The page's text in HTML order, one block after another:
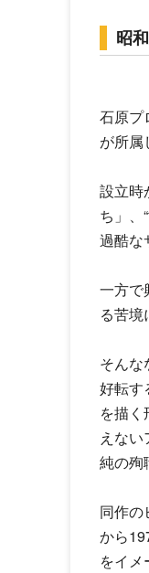
昭
石原プ
が所属
設立時
ち」、
過酷な
一方で
る苦境
そんな
好転す
を描
えな
純の殉
同作の
から
をイ